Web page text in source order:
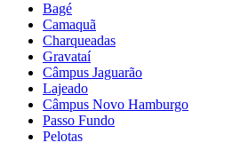
Bagé
Camaquã
Charqueadas
Gravataí
Câmpus Jaguarão
Lajeado
Câmpus Novo Hamburgo
Passo Fundo
Pelotas